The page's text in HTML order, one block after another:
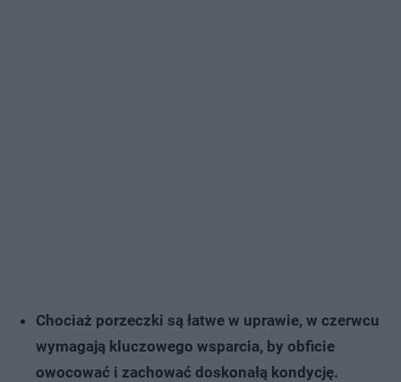
Chociaż porzeczki są łatwe w uprawie, w czerwcu
wymagają kluczowego wsparcia, by obficie
owocować i zachować doskonałą kondycję.